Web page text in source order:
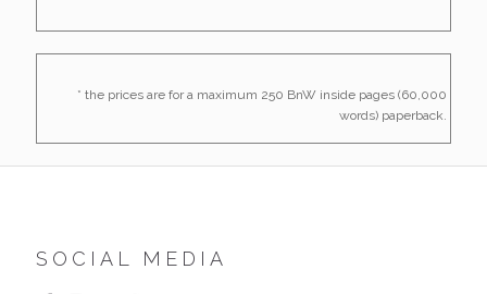
* the prices are for a maximum 250 BnW inside pages (60,000
words) paperback.
SOCIAL MEDIA